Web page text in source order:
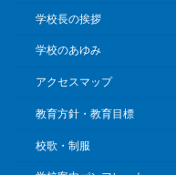
学校長の挨拶
学校のあゆみ
アクセスマップ
教育方針・教育目標
校歌・制服